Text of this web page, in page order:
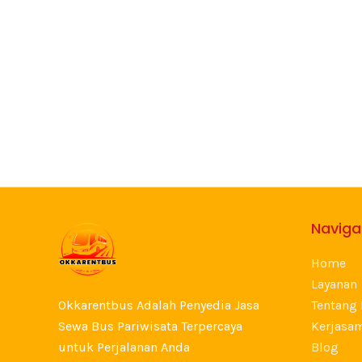
Okkarentbus Adalah Penyedia Jasa
Sewa Bus Pariwisata Terpercaya
untuk Perjalanan Anda
Home
Layanan
Tentang
Blog